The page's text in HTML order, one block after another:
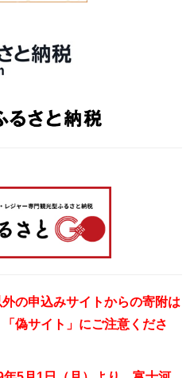
の申込みサイトからの寄附は
偽サイト」にご注意くださ